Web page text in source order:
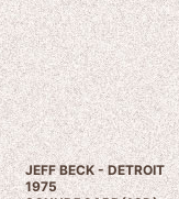
JEFF BECK - DETROIT
1975